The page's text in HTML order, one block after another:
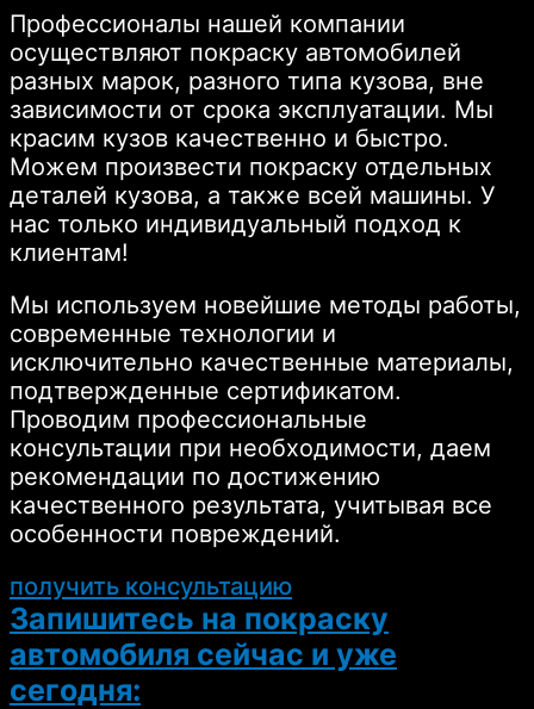
Профессионалы нашей компании
осуществляют покраску автомобилей
разных марок, разного типа кузова, вне
зависимости от срока эксплуатации. Мы
красим кузов качественно и быстро.
Можем произвести покраску отдельных
деталей кузова, а также всей машины. У
нас только индивидуальный подход к
клиентам!
Мы используем новейшие методы работы,
современные технологии и
исключительно качественные материалы,
подтвержденные сертификатом.
Проводим профессиональные
консультации при необходимости, даем
рекомендации по достижению
качественного результата, учитывая все
особенности повреждений.
получить консультацию
Запишитесь на покраску
автомобиля сейчас и уже
сегодня: